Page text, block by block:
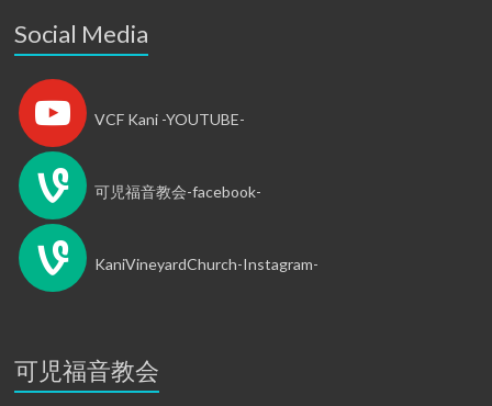
Social Media
VCF Kani -YOUTUBE-
可児福音教会-facebook-
KaniVineyardChurch-Instagram-
可児福音教会